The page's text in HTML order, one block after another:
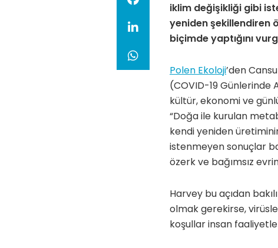
iklim değişikliği gibi
yeniden şekillendiren
biçimde yaptığını
Polen Ekoloji’den
(COVID-19
kültür, ekonomi ve
“Doğa ile kurulan
kendi yeniden
istenmeyen sonuçlar
özerk ve bağımsız
Harvey bu açıdan
olmak gerekirse,
koşullar insan